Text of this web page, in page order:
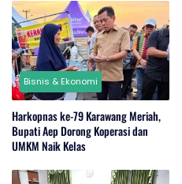
Bisnis & Ekonomi
Harkopnas ke-79 Karawang Meriah,
Bupati Aep Dorong Koperasi dan
UMKM Naik Kelas